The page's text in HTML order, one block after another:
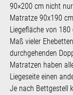
90×200 cm nicht
Matratze 90x190
Liegefläche von
Maß vieler
durchgehenden
Matratzen haben
Liegeseite einen
Je nach Bettgestell